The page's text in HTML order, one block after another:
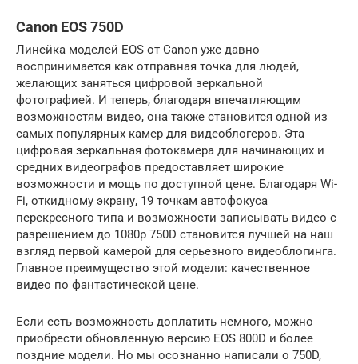
Canon EOS 750D
Линейка моделей EOS от Canon уже давно
воспринимается как отправная точка для людей,
желающих заняться цифровой зеркальной
фотографией. И теперь, благодаря впечатляющим
возможностям видео, она также становится одной из
самых популярных камер для видеоблогеров. Эта
цифровая зеркальная фотокамера для начинающих и
средних видеографов предоставляет широкие
возможности и мощь по доступной цене. Благодаря Wi-
Fi, откидному экрану, 19 точкам автофокуса
перекресного типа и возможности записывать видео с
разрешением до 1080p 750D становится лучшей на наш
взгляд первой камерой для серьезного видеоблогинга.
Главное преимущество этой модели: качественное
видео по фантастической цене.
Если есть возможность доплатить немного, можно
приобрести обновленную версию EOS 800D и более
поздние модели. Но мы осознанно написали о 750D,